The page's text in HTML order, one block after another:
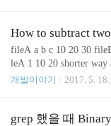
r messages about
How to subtract
fileA a b c 10 20 30
leA 1 10 20 shorter
--fixed-strings Interpret
e not considered p..
개발이야기 2017. 5.
grep 했을 때